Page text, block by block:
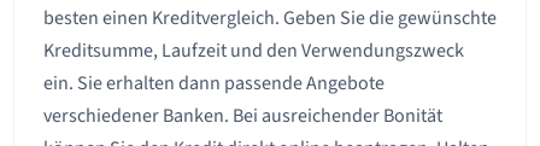
besten einen Kreditvergleich. Geben Sie die gewünschte
Kreditsumme, Laufzeit und den Verwendungszweck
ein. Sie erhalten dann passende Angebote
verschiedener Banken. Bei ausreichender Bonität